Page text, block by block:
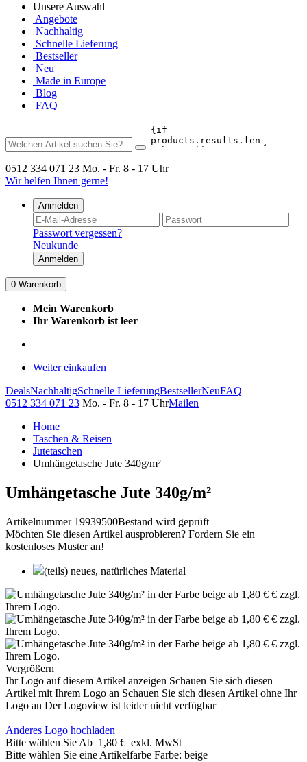
Unsere Auswahl
Angebote
Nachhaltig
Schnelle Lieferung
Bestseller
Neu
Made in Europe
Blog
FAQ
0512 334 071 23 Mo. - Fr. 8 - 17 Uhr
Wir helfen Ihnen gerne!
Anmelden
Passwort vergessen?
Neukunde
Anmelden
0 Warenkorb
Mein Warenkorb
Ihr Warenkorb ist leer
Weiter einkaufen
DealsNachhaltigSchnelle LieferungBestsellerNeuFAQ
0512 334 071 23 Mo. - Fr. 8 - 17 UhrMailen
Home
Taschen & Reisen
Jutetaschen
Umhängetasche Jute 340g/m²
Umhängetasche Jute 340g/m²
Artikelnummer 19939500Bestand wird geprüft
Möchten Sie diesen Artikel ausprobieren? Fordern Sie ein
kostenloses Muster an!
(teils) neues, natürliches Material
Vergrößern
Ihr Logo auf diesem Artikel anzeigen Schauen Sie sich diesen
Artikel mit Ihrem Logo an Schauen Sie sich diesen Artikel ohne Ihr
Logo an Der Logoview ist leider nicht verfügbar
Anderes Logo hochladen
Bitte wählen Sie Ab 1,80 € exkl. MwSt
Bitte wählen Sie eine Artikelfarbe Farbe: beige